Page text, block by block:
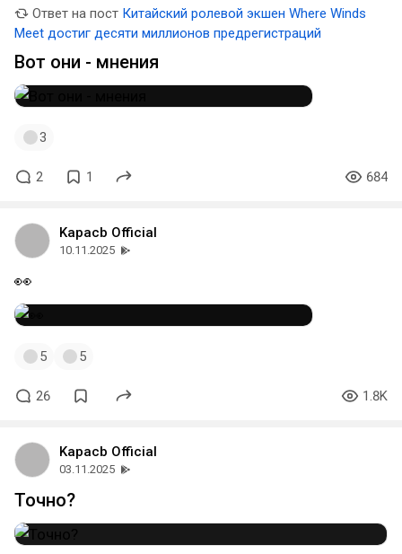
Ответ на пост Китайский ролевой экшен Where Winds
Meet достиг десяти миллионов предрегистраций
Вот они - мнения
3
2 1 684
Kapacb Official
10.11.2025
👀
5 5
26 1.8K
Kapacb Official
03.11.2025
Точно?